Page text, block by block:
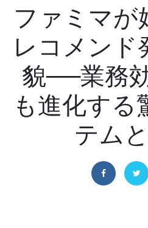
ファミマが
レコメンド
貌──業務
も進化する
テム